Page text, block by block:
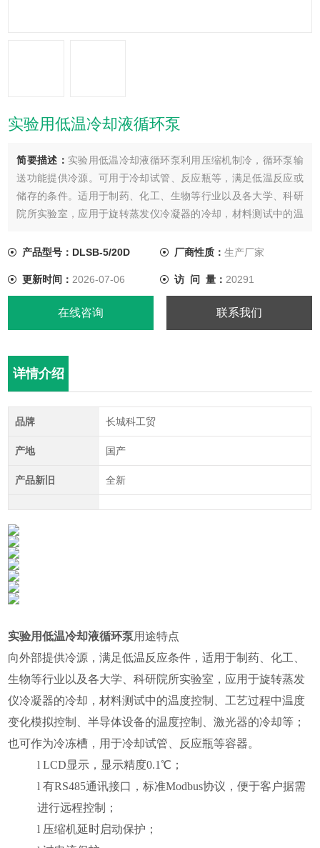
实验用低温冷却液循环泵
简要描述： 实验用低温冷却液循环泵利用压缩机制冷，循环泵输
送功能提供冷源。可用于冷却试管、反应瓶等，满足低温反应或
储存的条件。适用于制药、化工、生物等行业以及各大学、科研
院所实验室，应用于旋转蒸发仪冷凝器的冷却，材料测试中的温
制、激光器的冷却等；也可作为冷冻槽，用于冷却试管、反应瓶
产品型号：DLSB-5/20D 厂商性质： 生产厂家
更新时间： 2026-07-06 访 问 量： 20291
在线咨询 联系我们
详情介绍
品牌 长城科工贸
产地 国产
产品新旧 全新
实验用低温冷却液循环泵用途特点
向外部提供冷源，满足低温反应条件，适用于制药、化工、
生物等行业以及各大学、科研院所实验室，应用于旋转蒸发
仪冷凝器的冷却，材料测试中的温度控制、工艺过程中温度
变化模拟控制、半导体设备的温度控制、激光器的冷却等；
也可作为冷冻槽，用于冷却试管、反应瓶等容器。
l LCD显示，显示精度0.1℃；
l 有RS485通讯接口，标准Modbus协议，便于客户据需
进行远程控制；
l 压缩机延时启动保护；